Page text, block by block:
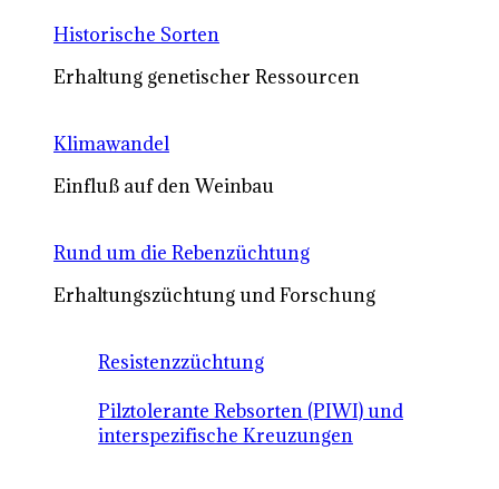
Historische Sorten
Erhaltung genetischer Ressourcen
Klimawandel
Einfluß auf den Weinbau
Rund um die Rebenzüchtung
Erhaltungszüchtung und Forschung
Resistenzzüchtung
Pilztolerante Rebsorten (PIWI) und
interspezifische Kreuzungen